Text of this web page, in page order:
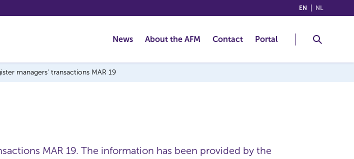
EN (ENGLISH)
NL
News About the AFM Contact Portal
managers' transactions MAR 19
MAR 19. The information has been provided by the